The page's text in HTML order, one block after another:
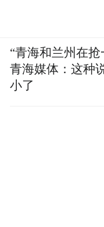
“青海和兰州在抢
青海媒体：这种
小了